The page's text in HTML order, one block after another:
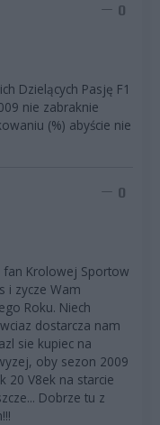
0
Dzielących Pasję F1
nie zabraknie
(%) abyście nie
0
Krolowej Sportow
i zycze Wam
Roku. Niech
dostarcza nam
sie kupiec na
oby sezon 2009
20 V8ek na starcie
Dobrze tu z